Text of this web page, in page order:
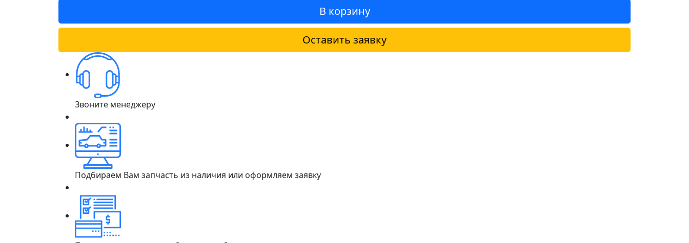
В корзину
Оставить заявку
Звоните менеджеру
Подбираем Вам запчасть из наличия или оформляем заявку